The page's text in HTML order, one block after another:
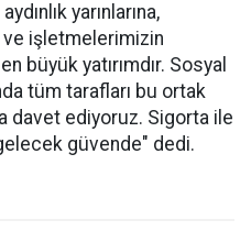
yarınlarına,
ve işletmelerimizin
büyük yatırımdır. Sosyal
tüm tarafları bu ortak
davet ediyoruz. Sigorta ile
güvende" dedi.